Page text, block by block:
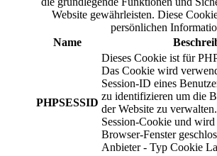
Website gewährleisten. Diese
persönlichen
Name
PHPSESSID
Dieses Cookie ist für
Das Cookie wird
Session-ID eines
zu identifizieren um die
der Website zu
Session-Cookie und
Browser-Fenster
Anbieter - Typ Cookie